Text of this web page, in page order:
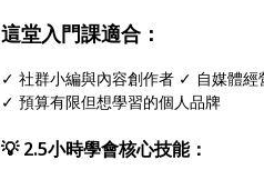
這堂入門課適合：
✓ 社群小編與內容創作者 ✓ 自媒體
✓ 預算有限但想學習的個人品牌
💡 2.5小時學會核心技能：